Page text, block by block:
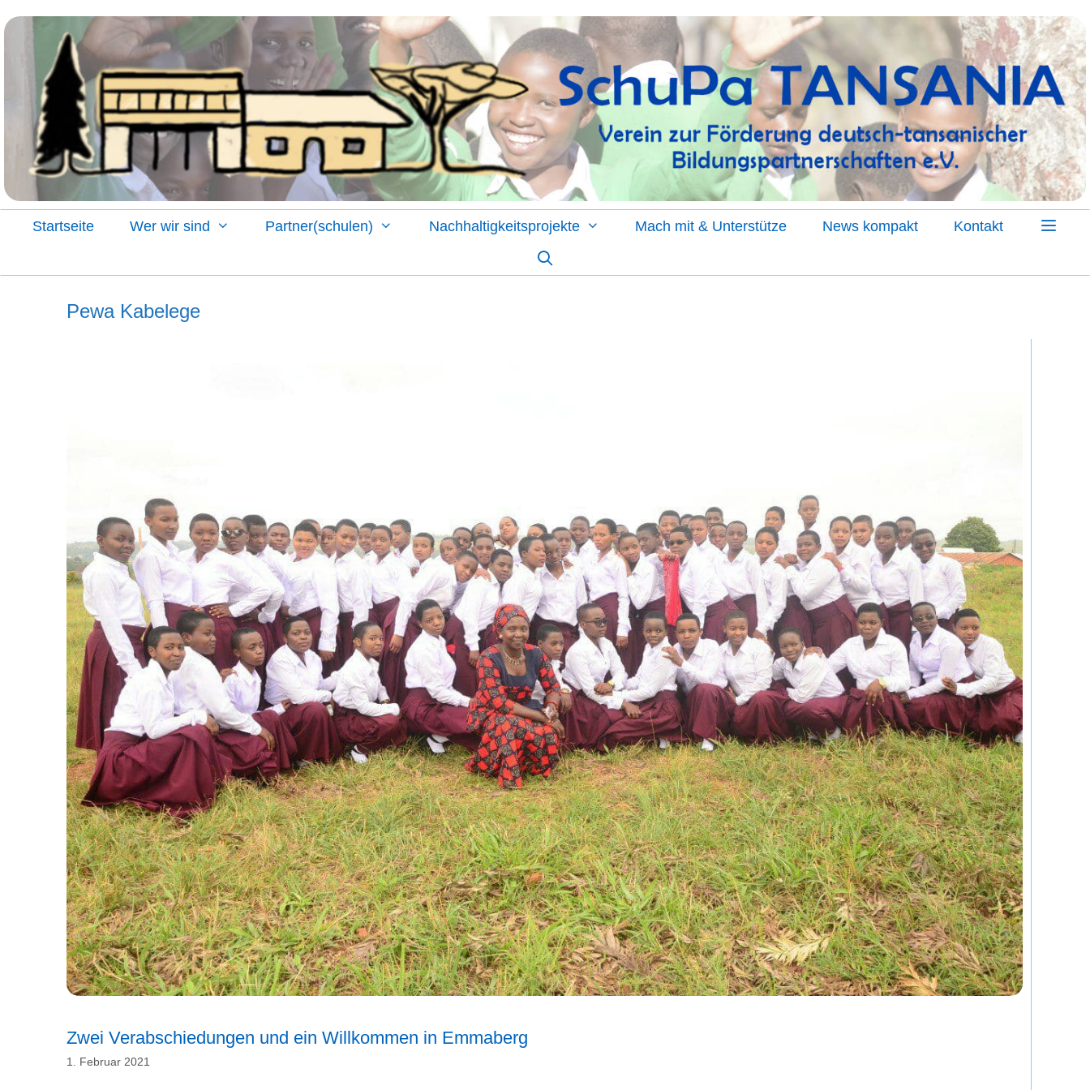
Inhalt
Startseite Wer wir sind Partner(schulen) Nachhaltigkeitsprojekte Mach mit & Unterstütze News kompakt Kontakt
Pewa Kabelege
Zwei Verabschiedungen und ein Willkommen in Emmaberg
1. Februar 2021